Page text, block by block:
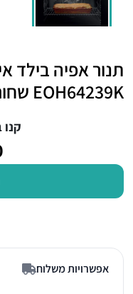
תנור אפיה בילד
EOH64239K שחור
קנו
אפשרויות משלוח